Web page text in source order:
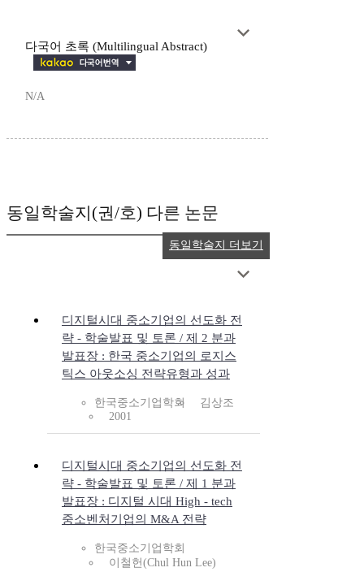
다국어 초록 (Multilingual Abstract)
N/A
동일학술지(권/호) 다른 논문
디지털시대 중소기업의 선도화 전
략 - 학술발표 및 토론 / 제 2 분과
발표장 : 한국 중소기업의 로지스
틱스 아웃소싱 전략유형과 성과
한국중소기업학회
김상조
2001
디지털시대 중소기업의 선도화 전
략 - 학술발표 및 토론 / 제 1 분과
발표장 : 디지털 시대 High - tech
중소벤처기업의 M&A 전략
한국중소기업학회
이철헌(Chul Hun Lee)
동일학술지 더보기